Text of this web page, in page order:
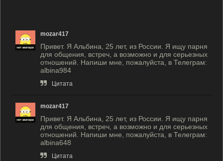
mozar417
Привет. Я Альбина, 25 лет, из России. Я ищу парня
для общения, встреч, а возможно и для серьезных
отношений. Напиши мне, пожалуйста, в Телеграм:
albina984
Цитата
mozar417
Привет. Я Альбина, 25 лет, из России. Я ищу парня
для общения, встреч, а возможно и для серьезных
отношений. Напиши мне, пожалуйста, в Телеграм:
albina648
Цитата